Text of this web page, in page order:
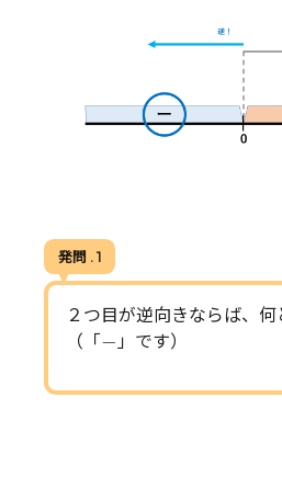
発問 . 1
２つ目が逆向きならば、何
（「 −」です）